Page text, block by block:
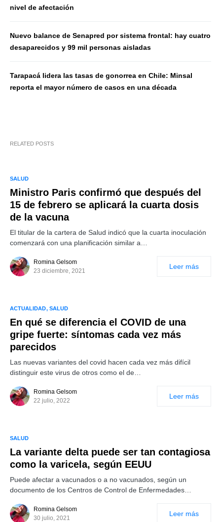
nivel de afectación
Nuevo balance de Senapred por sistema frontal: hay cuatro
desaparecidos y 99 mil personas aisladas
Tarapacá lidera las tasas de gonorrea en Chile: Minsal
reporta el mayor número de casos en una década
RELATED POSTS
SALUD
Ministro Paris confirmó que después del
15 de febrero se aplicará la cuarta dosis
de la vacuna
El titular de la cartera de Salud indicó que la cuarta inoculación
comenzará con una planificación similar a…
Romina Gelsom
23 diciembre, 2021
Leer más
ACTUALIDAD SALUD
En qué se diferencia el COVID de una
gripe fuerte: síntomas cada vez más
parecidos
Las nuevas variantes del covid hacen cada vez más difícil
distinguir este virus de otros como el de…
Romina Gelsom
22 julio, 2022
Leer más
SALUD
La variante delta puede ser tan contagiosa
como la varicela, según EEUU
Puede afectar a vacunados o a no vacunados, según un
documento de los Centros de Control de Enfermedades…
Romina Gelsom
30 julio, 2021
Leer más